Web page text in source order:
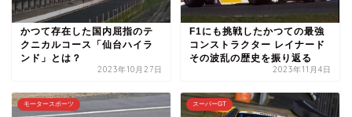
かつて存在した国内屈指のテ
クニカルコース「仙台ハイラ
ンド」とは？
2023年10月27日
F1にも挑戦したかつての最強
コンストラクター レイナード
その波乱の歴史を振り返る
2023年11月4日
モータースポーツ スーパーGT